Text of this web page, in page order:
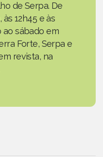
de Serpa. De
12h45 e às
ao sábado em
Forte, Serpa e
revista, na